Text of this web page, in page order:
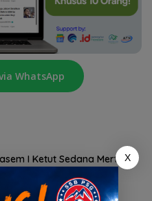
WhatsApp
I Ketut Sedana Merta
X